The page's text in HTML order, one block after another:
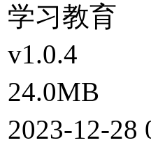
学习教育
v1.0.4
24.0MB
2023-12-28